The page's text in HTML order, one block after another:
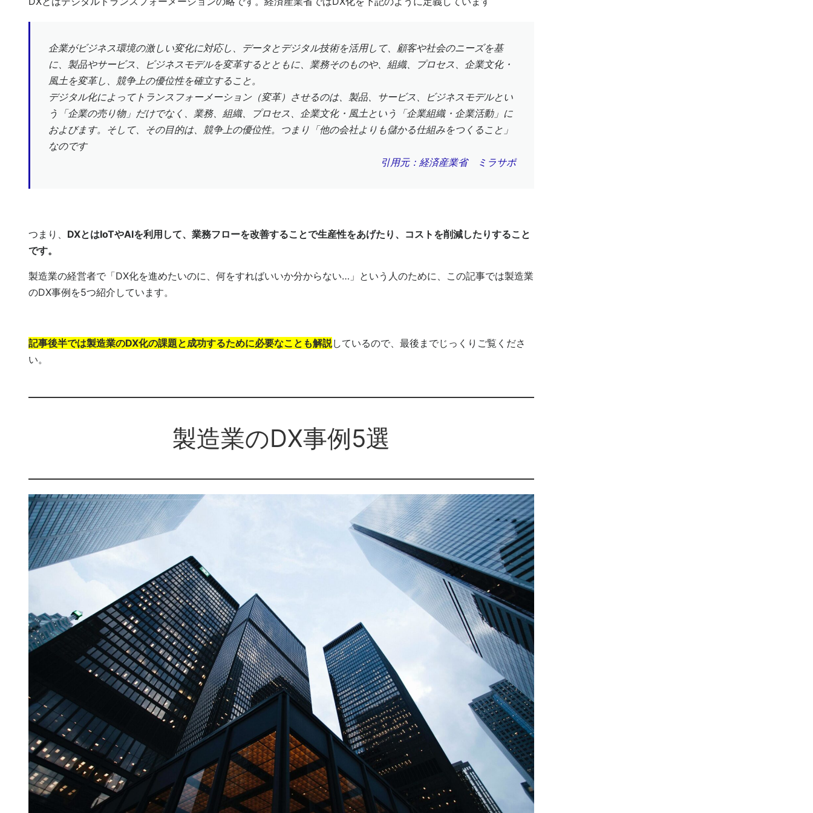
企業がビジネス環境の激しい変化に対応し、データとデジタル技術を活用して、顧客や社会のニーズを基
に、製品やサービス、ビジネスモデルを変革するとともに、業務そのものや、組織、プロセス、企業文化・
風土を変革し、競争上の優位性を確立すること。
デジタル化によってトランスフォーメーション（変革）させるのは、製品、サービス、ビジネスモデルとい
う「企業の売り物」だけでなく、業務、組織、プロセス、企業文化・風土という「企業組織・企業活動」に
およびます。そして、その目的は、競争上の優位性。つまり「他の会社よりも儲かる仕組みをつくること」
なのです
引用元：経済産業省 ミラサポ
つまり、 DXとはIoTやAIを利用して、業務フローを改善することで生産性をあげたり、コストを削減したりすること
です。
製造業の経営者で「DX化を進めたいのに、何をすればいいか分からない…」という人のために、この記事では製造業
のDX事例を5つ紹介しています。
記事後半では製造業のDX化の課題と成功するために必要なことも解説しているので、最後までじっくりご覧くださ
い。
製造業のDX事例5選